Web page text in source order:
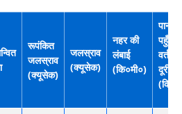
रूपंकित
जलस्राव
(क्यूसेक)
जलस्राव
(क्यूसेक)
नहर की
लंबाई
(कि०मी०)
पानी
पहुँचने
वर्तमान
दूरी